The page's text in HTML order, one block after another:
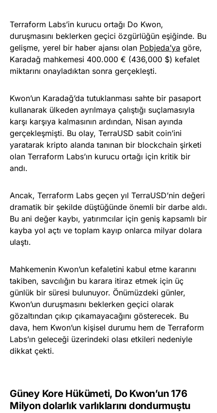
Terraform Labs’in kurucu ortağı Do Kwon,
duruşmasını beklerken geçici özgürlüğün eşiğinde. Bu
gelişme, yerel bir haber ajansı olan Pobjeda’ya göre,
Karadağ mahkemesi 400.000 € (436,000 $) kefalet
miktarını onayladıktan sonra gerçekleşti.
Kwon’un Karadağ’da tutuklanması sahte bir pasaport
kullanarak ülkeden ayrılmaya çalıştığı suçlamasıyla
karşı karşıya kalmasının ardından, Nisan ayında
gerçekleşmişti. Bu olay, TerraUSD sabit coin’ini
yaratarak kripto alanda tanınan bir blockchain şirketi
olan Terraform Labs’ın kurucu ortağı için kritik bir
andı.
Ancak, Terraform Labs geçen yıl TerraUSD’nin değeri
dramatik bir şekilde düştüğünde önemli bir darbe aldı.
Bu ani değer kaybı, yatırımcılar için geniş kapsamlı bir
kayba yol açtı ve toplam kayıp onlarca milyar dolara
ulaştı.
Mahkemenin Kwon’un kefaletini kabul etme kararını
takiben, savcılığın bu karara itiraz etmek için üç
günlük bir süresi bulunuyor. Önümüzdeki günler,
Kwon’un duruşmasını beklerken geçici olarak
gözaltından çıkıp çıkamayacağını gösterecek. Bu
dava, hem Kwon’un kişisel durumu hem de Terraform
Labs’ın geleceği üzerindeki olası etkileri nedeniyle
dikkat çekti.
Güney Kore Hükümeti, Do Kwon’un 176
Milyon dolarlık varlıklarını dondurmuştu